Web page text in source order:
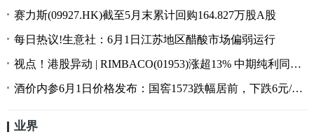
赛力斯(09927.HK)截至5月末累计回购164.827万股A股
每日热议!生意社：6月1日江苏地区醋酸市场偏弱运行
视点！港股异动 | RIMBACO(01953)涨超13% 中期纯利同比增长398% 收益增超五成
酒价内参6月1日价格发布：国窖1573跌幅居前，下跌6元/瓶，失守890元
业界